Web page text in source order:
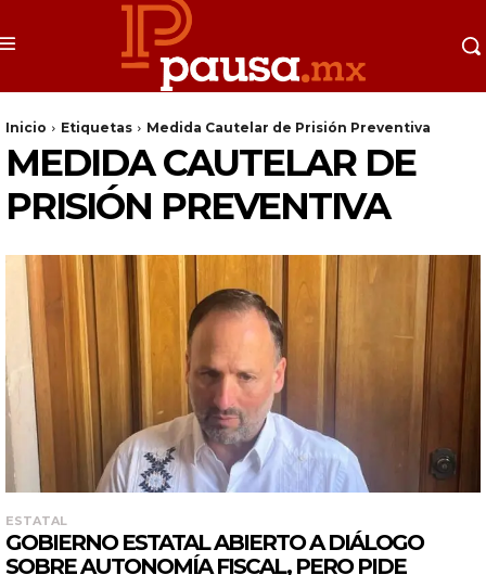
Inicio Etiquetas Medida Cautelar de Prisión Preventiva
MEDIDA CAUTELAR DE
PRISIÓN PREVENTIVA
ESTATAL
GOBIERNO ESTATAL ABIERTO A DIÁLOGO
SOBRE AUTONOMÍA FISCAL, PERO PIDE